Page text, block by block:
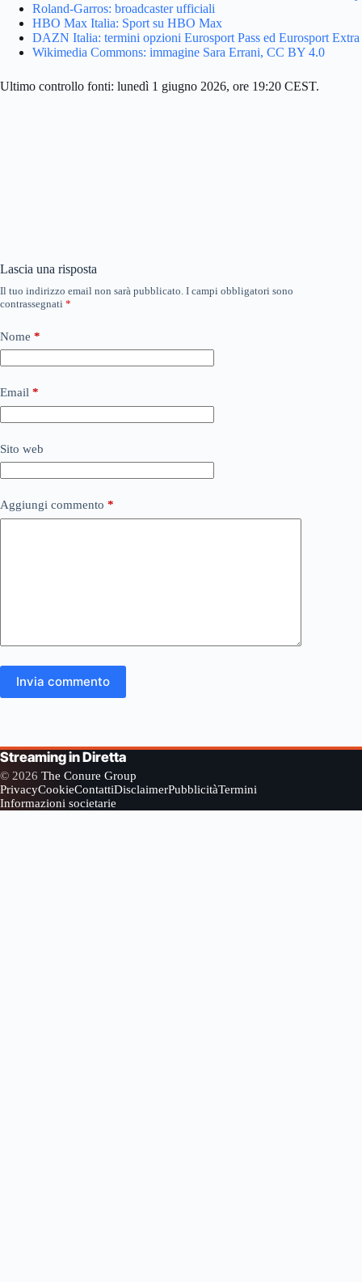
Roland-Garros: broadcaster ufficiali
HBO Max Italia: Sport su HBO Max
DAZN Italia: termini opzioni Eurosport Pass ed Eurosport Extra
Wikimedia Commons: immagine Sara Errani, CC BY 4.0
Ultimo controllo fonti: lunedì 1 giugno 2026, ore 19:20 CEST.
Lascia una risposta
Il tuo indirizzo email non sarà pubblicato. I campi obbligatori sono
contrassegnati *
Nome *
Email *
Sito web
Aggiungi commento *
Invia commento
Streaming in Diretta
© 2026 The Conure Group
PrivacyCookieContattiDisclaimerPubblicitàTermini
Informazioni societarie